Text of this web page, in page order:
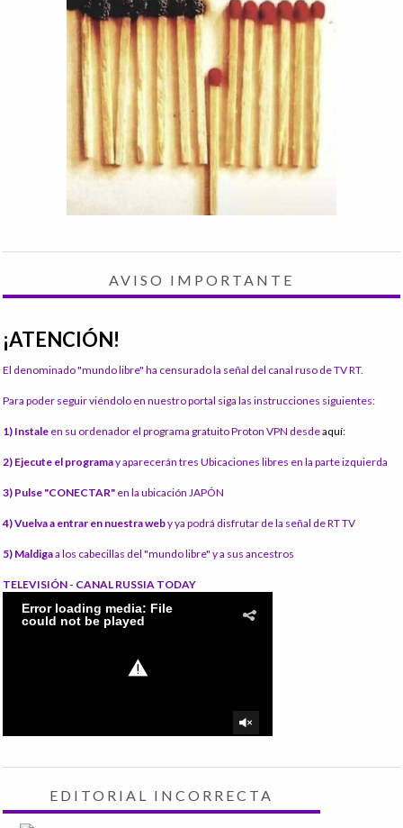
AVISO IMPORTANTE
¡ATENCIÓN!
El denominado "mundo libre" ha censurado la señal del canal ruso de TV RT.
Para poder seguir viéndolo en nuestro portal siga las instrucciones siguientes:
1) Instale en su ordenador el programa gratuito Proton VPN desdeaquí:
2) Ejecute el programay aparecerán tres Ubicaciones libres en la parte izquierda
3) Pulse "CONECTAR" en la ubicación JAPÓN
4) Vuelva a entrar en nuestra weby ya podrá disfrutar de la señal de RT TV
5) Maldigaa los cabecillas del "mundo libre" y a sus ancestros
TELEVISIÓN - CANAL RUSSIA TODAY
EDITORIAL INCORRECTA